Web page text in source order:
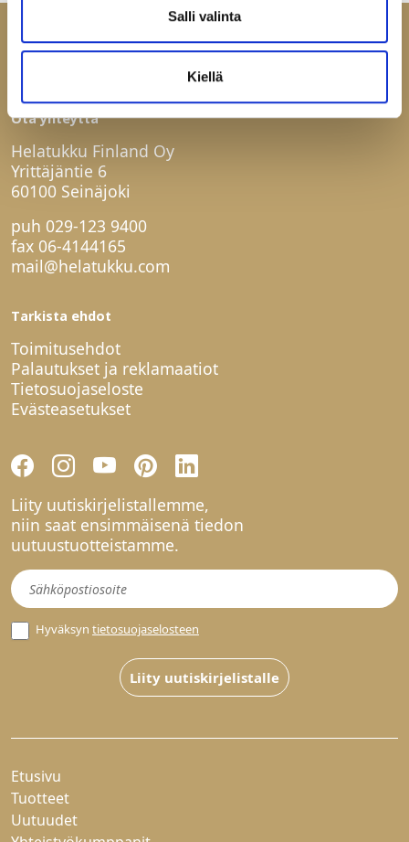
Salli valinta
Kiellä
Ota yhteyttä
Helatukku Finland Oy
Yrittäjäntie 6
60100 Seinäjoki
puh 029-123 9400
fax 06-4144165
mail@helatukku.com
Tarkista ehdot
Toimitusehdot
Palautukset ja reklamaatiot
Tietosuojaseloste
Evästeasetukset
Liity uutiskirjelistallemme,
niin saat ensimmäisenä tiedon
uutuustuotteistamme.
Uutiskirje
Hyväksyn tietosuojaselosteen
Liity uutiskirjelistalle
Etusivu
Tuotteet
Uutuudet